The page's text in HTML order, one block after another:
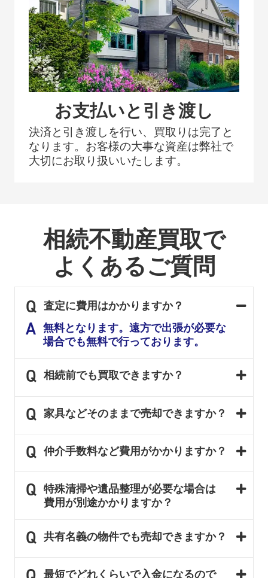
お支払いと引き渡し
決済と引き渡しを行い、買取りは完了と
なります。お客様の大事な資産は弊社で
大切にお取り扱いいたします。
相続不動産買取で
よくあるご質問
査定に費用はかかりますか？
無料となります。遠方で出張が必要な
場合でも無料で行っております。
相続前でも買取できますか？
家具などそのままで売却できますか？
仲介手数料など費用がかかりますか？
特殊清掃や遺品整理が必要な場合は
費用が別途かかりますか？
共有名義の物件でも売却できますか？
最短でどれくらいで入金になるので